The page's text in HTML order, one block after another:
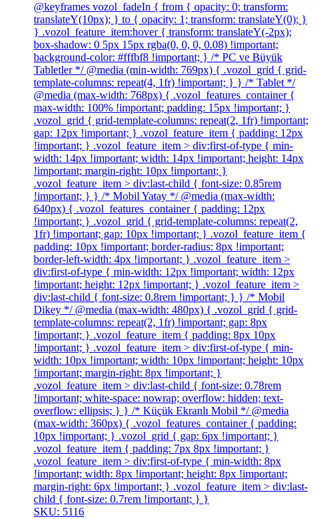
@keyframes vozol_fadeIn { from { opacity: 0; transform:
translateY(10px); } to { opacity: 1; transform: translateY(0); }
} .vozol_feature_item:hover { transform: translateY(-2px);
box-shadow: 0 5px 15px rgba(0, 0, 0, 0.08) !important;
background-color: #fffbf8 !important; } /* PC ve Büyük
Tabletler */ @media (min-width: 769px) { .vozol_grid { grid-
template-columns: repeat(4, 1fr) !important; } } /* Tablet */
@media (max-width: 768px) { .vozol_features_container {
max-width: 100% !important; padding: 15px !important; }
.vozol_grid { grid-template-columns: repeat(2, 1fr) !important;
gap: 12px !important; } .vozol_feature_item { padding: 12px
!important; } .vozol_feature_item > div:first-of-type { min-
width: 14px !important; width: 14px !important; height: 14px
!important; margin-right: 10px !important; }
.vozol_feature_item > div:last-child { font-size: 0.85rem
!important; } } /* Mobil Yatay */ @media (max-width:
640px) { .vozol_features_container { padding: 12px
!important; } .vozol_grid { grid-template-columns: repeat(2,
1fr) !important; gap: 10px !important; } .vozol_feature_item {
padding: 10px !important; border-radius: 8px !important;
border-left-width: 4px !important; } .vozol_feature_item >
div:first-of-type { min-width: 12px !important; width: 12px
!important; height: 12px !important; } .vozol_feature_item >
div:last-child { font-size: 0.8rem !important; } } /* Mobil
Dikey */ @media (max-width: 480px) { .vozol_grid { grid-
template-columns: repeat(2, 1fr) !important; gap: 8px
!important; } .vozol_feature_item { padding: 8px 10px
!important; } .vozol_feature_item > div:first-of-type { min-
width: 10px !important; width: 10px !important; height: 10px
!important; margin-right: 8px !important; }
.vozol_feature_item > div:last-child { font-size: 0.78rem
!important; white-space: nowrap; overflow: hidden; text-
overflow: ellipsis; } } /* Küçük Ekranlı Mobil */ @media
(max-width: 360px) { .vozol_features_container { padding:
10px !important; } .vozol_grid { gap: 6px !important; }
.vozol_feature_item { padding: 7px 8px !important; }
.vozol_feature_item > div:first-of-type { min-width: 8px
!important; width: 8px !important; height: 8px !important;
margin-right: 6px !important; } .vozol_feature_item > div:last-
child { font-size: 0.7rem !important; } }
SKU: 5116